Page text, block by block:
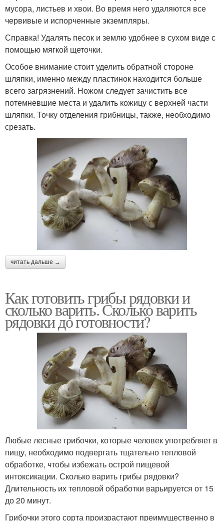
мусора, листьев и хвои. Во время него удаляются все
червивые и испорченные экземпляры.
Справка! Удалять песок и землю удобнее в сухом виде с
помощью мягкой щеточки.
Особое внимание стоит уделить обратной стороне
шляпки, именно между пластинок находится больше
всего загрязнений. Ножом следует зачистить все
потемневшие места и удалить кожицу с верхней части
шляпки. Точку отделения грибницы, также, необходимо
срезать.
читать дальше →
Как готовить грибы рядовки и
сколько варить. Сколько варить
рядовки до готовности?
Любые лесные грибочки, которые человек употребляет в
пищу, необходимо подвергать тщательно тепловой
обработке, чтобы избежать острой пищевой
интоксикации. Сколько варить грибы рядовки?
Длительность их тепловой обработки варьируется от 15
до 20 минут.
Грибочки этого сорта произрастают преимущественно в